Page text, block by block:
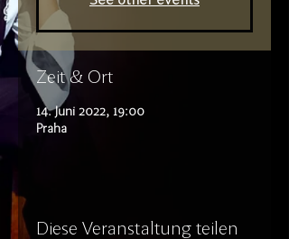
Zeit & Ort
14. Juni 2022, 19:00
Praha
Diese Veranstaltung teilen